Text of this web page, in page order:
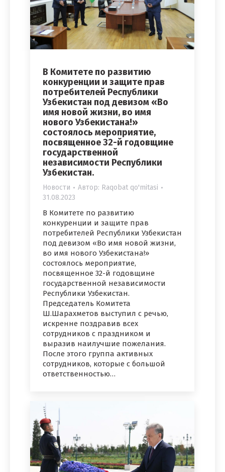
В Комитете по развитию
конкуренции и защите прав
потребителей Республики
Узбекистан под девизом «Во
имя новой жизни, во имя
нового Узбекистана!»
состоялось мероприятие,
посвященное 32-й годовщине
государственной
независимости Республики
Узбекистан.
Новости Автор: Raqobat qo'mitasi
31.08.2023
В Комитете по развитию
конкуренции и защите прав
потребителей Республики Узбекистан
под девизом «Во имя новой жизни,
во имя нового Узбекистана!»
состоялось мероприятие,
посвященное 32-й годовщине
государственной независимости
Республики Узбекистан.
Председатель Комитета
Ш.Шарахметов выступил с речью,
искренне поздравив всех
сотрудников с праздником и
выразив наилучшие пожелания.
После этого группа активных
сотрудников, которые с большой
ответственностью…